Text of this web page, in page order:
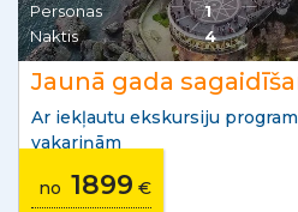
Personas
1
Naktis
4
Jaunā gada
Ar iekļautu ekskursiju
vakariņām
no 1899 €